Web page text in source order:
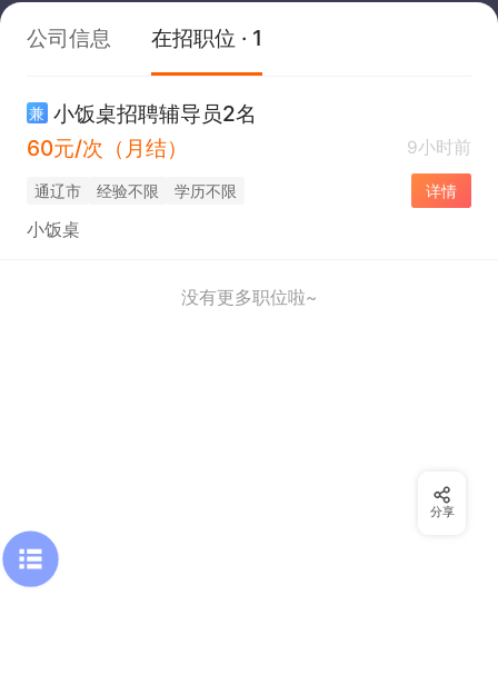
公司信息 在招职位 · 1
兼 小饭桌招聘辅导员2名
60元/次（月结）
9小时前
通辽市 经验不限 学历不限 详情
小饭桌
没有更多职位啦~
分享